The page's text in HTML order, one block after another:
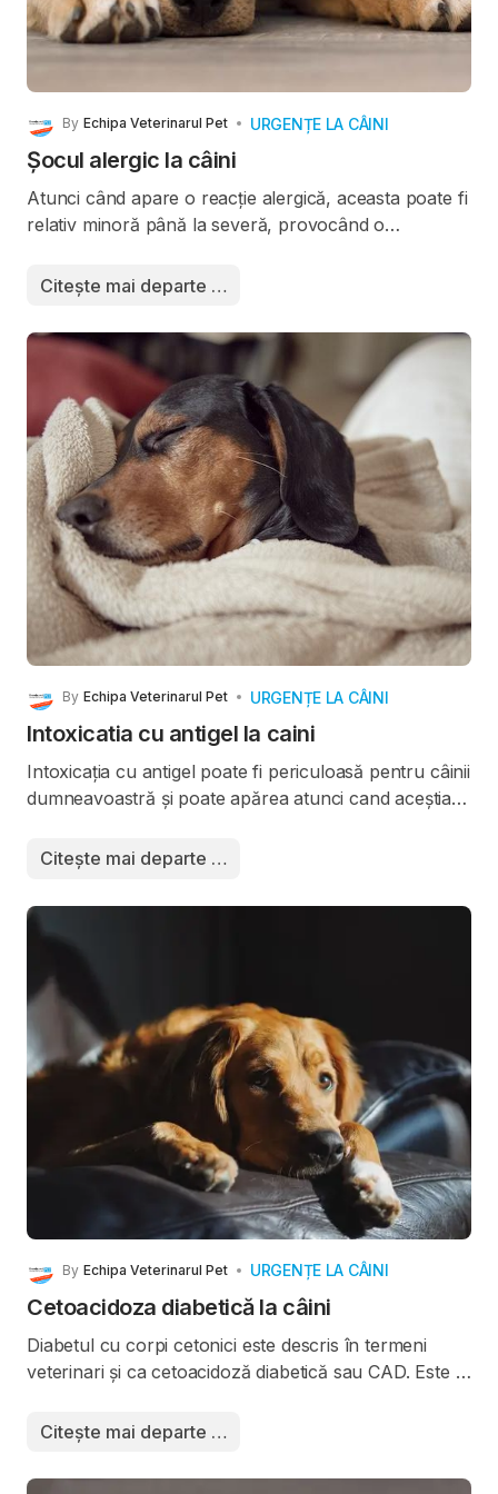
By Echipa Veterinarul Pet URGENȚE LA CÂINI
Șocul alergic la câini
Atunci când apare o reacție alergică, aceasta poate fi
relativ minoră până la severă, provocând o
corpul câinelui dumneavoastră. În cazul în care
observa probabil simptome semnificative ale
sistemului său gastrointestinal și respirator. Acest tip
de reacție severă este considerat șoc alergic sau
anafilactic.
Citește mai departe …
By Echipa Veterinarul Pet URGENȚE LA CÂINI
Intoxicatia cu antigel la caini
Intoxicația cu antigel poate fi periculoasă pentru câinii
dumneavoastră și poate apărea atunci cand aceștia
mașinilor sau în alte surse lăsate la îndemâna câinilor.
poate fi fatală dacă nu este tratată la timp. Este
important să cunoașteți simptomele, diagnosticul și
Citește mai departe …
By Echipa Veterinarul Pet URGENȚE LA CÂINI
Cetoacidoza diabetică la câini
Diabetul cu corpi cetonici este descris în termeni
veterinari și ca cetoacidoză diabetică sau CAD. Este o
corpi cetonici duce la acidoză și anomalii electrolitice,
dumneavoastră. Dacă este lăsată într-o stare
Citește mai departe …